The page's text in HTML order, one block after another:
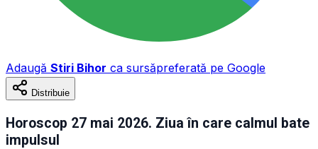
Adaugă Stiri Bihor ca sursăpreferată pe Google
Distribuie
Horoscop 27 mai 2026. Ziua în care calmul bate
impulsul